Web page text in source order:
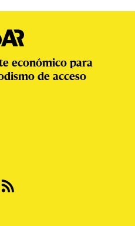
económico para
de acceso